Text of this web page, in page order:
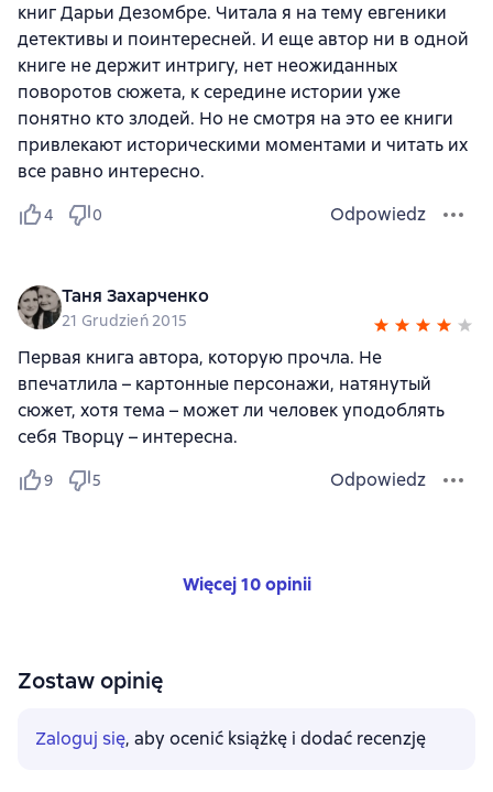
книг Дарьи Дезомбре. Читала я на тему евгеники
детективы и поинтересней. И еще автор ни в одной
книге не держит интригу, нет неожиданных
поворотов сюжета, к середине истории уже
понятно кто злодей. Но не смотря на это ее книги
привлекают историческими моментами и читать их
все равно интересно.
4 0 Odpowiedz
Таня Захарченко
21 Grudzień 2015
Первая книга автора, которую прочла. Не
впечатлила – картонные персонажи, натянутый
сюжет, хотя тема – может ли человек уподоблять
себя Творцу – интересна.
9 5 Odpowiedz
Więcej 10 opinii
Zostaw opinię
Zaloguj się, aby ocenić książkę i dodać recenzję